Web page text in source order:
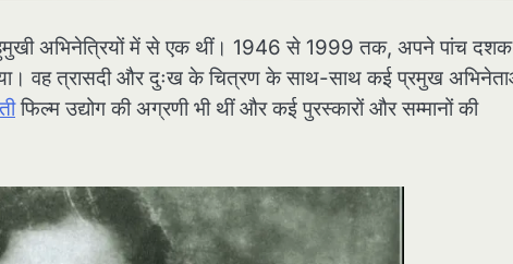
अभिनेत्रियों में से एक थीं। 1946 से 1999 तक, अपने पांच
वह त्रासदी और दुःख के चित्रण के साथ-साथ कई प्रमुख
फिल्म उद्योग की अग्रणी भी थीं और कई पुरस्कारों और सम्मानों की